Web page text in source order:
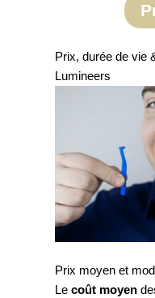
Prix, durée de vie
Lumineers
Prix moyen et
Le coût moyen